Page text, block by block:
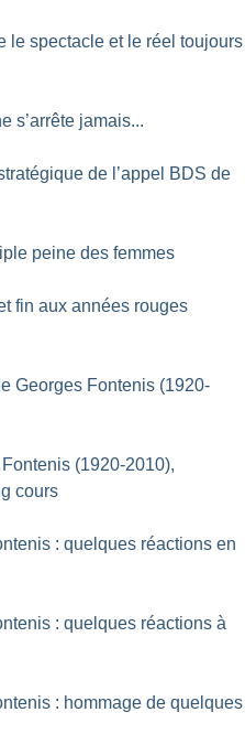
le spectacle et le réel toujours
s’arrête jamais...
de l’appel BDS de
peine des femmes
fin aux années rouges
Georges Fontenis (1920-
(1920-2010),
cours
: quelques réactions en
: quelques réactions à
: hommage de quelques